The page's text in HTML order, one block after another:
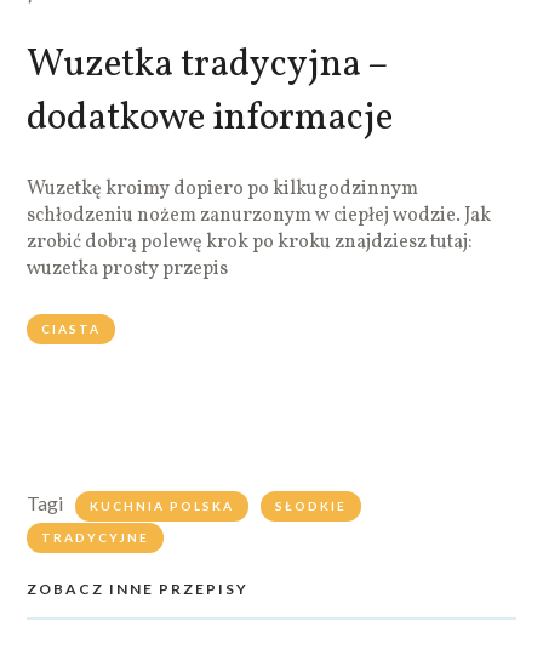
Wuzetka tradycyjna –
dodatkowe informacje
Wuzetkę kroimy dopiero po kilkugodzinnym
schłodzeniu nożem zanurzonym w ciepłej wodzie. Jak
zrobić dobrą polewę krok po kroku znajdziesz tutaj:
wuzetka prosty przepis
CIASTA
Tagi KUCHNIA POLSKA SŁODKIE
TRADYCYJNE
ZOBACZ INNE PRZEPISY